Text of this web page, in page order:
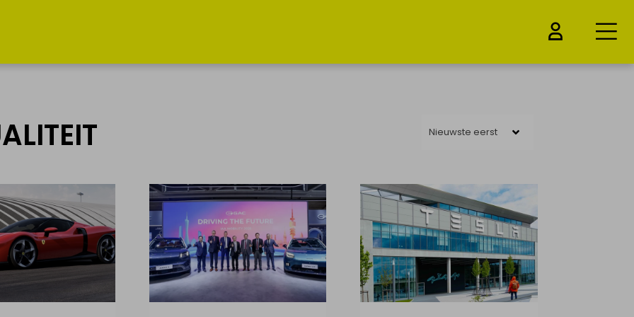
Nieuws &
actualiteit
Diensten
Contact
Registreer als
particulier
Nieuwste eerst